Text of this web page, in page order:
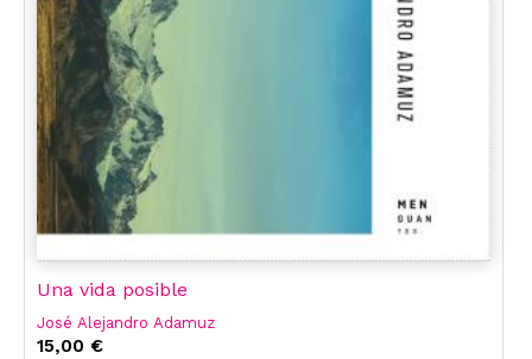
Una vida posible
José Alejandro Adamuz
15,00 €